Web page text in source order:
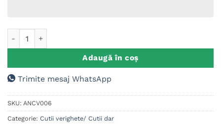
Adaugă în coș
Trimite mesaj WhatsApp
SKU: ANCV006
Categorie: Cutii verighete/ Cutii dar